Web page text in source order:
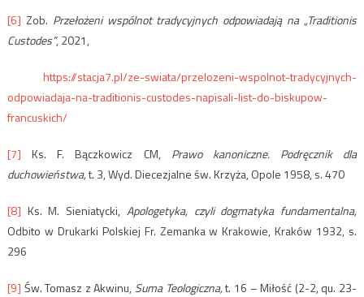
[6] Zob. Przełożeni wspólnot tradycyjnych odpowiadają na „Traditionis
Custodes”, 2021,
https://stacja7.pl/ze-swiata/przelozeni-wspolnot-tradycyjnych-
odpowiadaja-na-traditionis-custodes-napisali-list-do-biskupow-
francuskich/
[7] Ks. F. Bączkowicz CM, Prawo kanoniczne. Podręcznik dla
duchowieństwa,t. 3, Wyd. Diecezjalne św. Krzyża, Opole 1958, s. 470
[8] Ks. M. Sieniatycki, Apologetyka, czyli dogmatyka fundamentalna,
Odbito w Drukarki Polskiej Fr. Zemanka w Krakowie, Kraków 1932, s.
296
[9] Św. Tomasz z Akwinu, Suma Teologiczna,t. 16 – Miłość (2-2, qu. 23-